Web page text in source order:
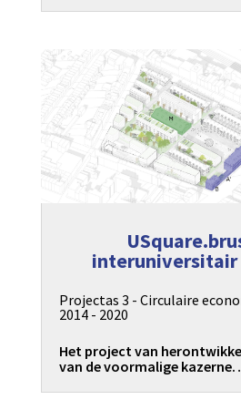
interuniversitair
Projectas 3 - Circulaire
2014 - 2020
Het project van
van de voormalige